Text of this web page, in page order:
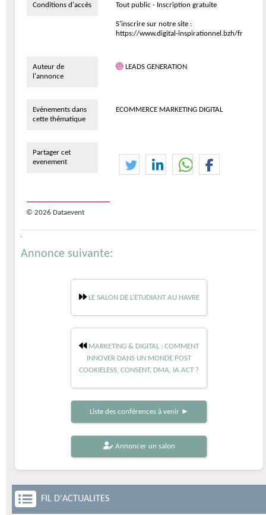
Conditions d'accès Tout public - Inscription gratuite
S'inscrire sur notre site :
https://www.digital-inspirationnel.bzh/fr
Auteur de
l'annonce
LEADS GENERATION
Evénements dans
cette thématique
ECOMMERCE MARKETING DIGITAL
Partager cet
evenement
© 2026 Dataevent
Annonce suivante:
LE SALON DE L’ETUDIANT AU HAVRE
MARKETING & DIGITAL : COMMENT
INNOVER DANS UN MONDE POST
COOKIELESS, CONSENT, DMA, IA ACT ?
Liste des conférences à venir ►
Annoncer un salon
FIL D'ACTUALITES